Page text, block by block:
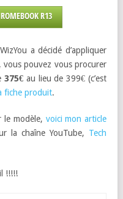
R13
a décidé d’appliquer
vous pouvez vous procurer
375€ au lieu de 399€ (c’est
fiche produit.
le modèle, voici mon article
la chaîne YouTube, Tech
!!!!!